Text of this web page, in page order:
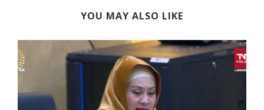
YOU MAY ALSO LIKE